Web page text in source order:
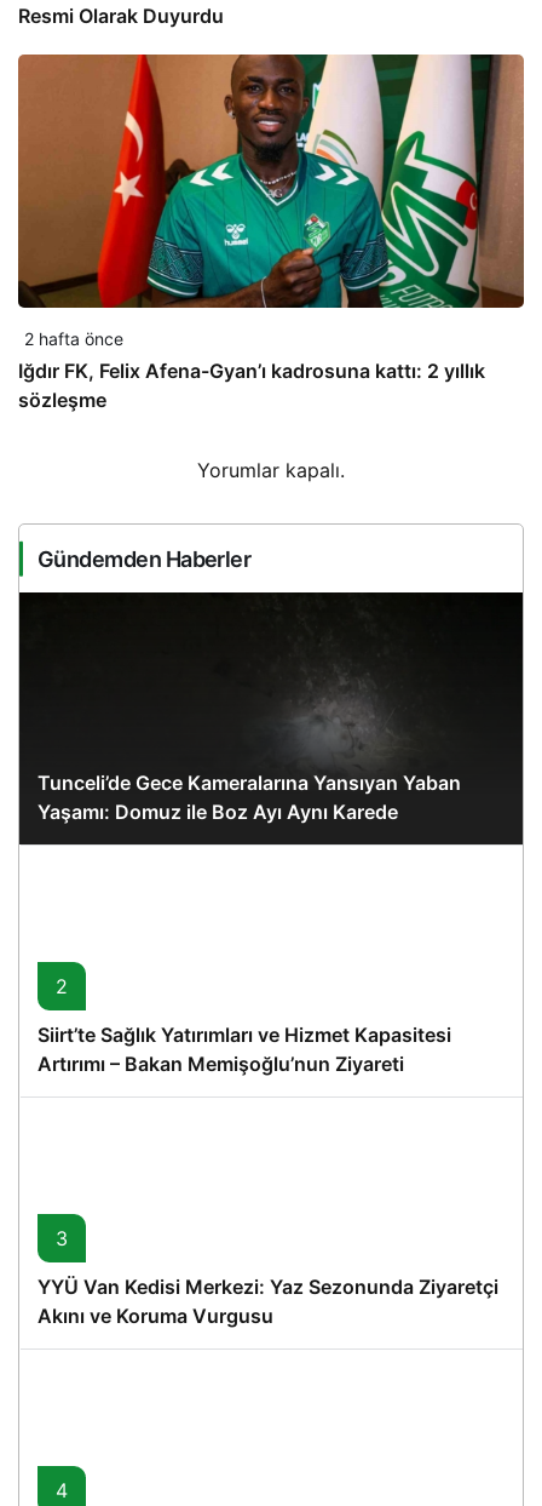
Resmi Olarak Duyurdu
2 hafta önce
Iğdır FK, Felix Afena-Gyan’ı kadrosuna kattı: 2 yıllık
sözleşme
Yorumlar kapalı.
Gündemden Haberler
Tunceli’de Gece Kameralarına Yansıyan Yaban
Yaşamı: Domuz ile Boz Ayı Aynı Karede
2
Siirt’te Sağlık Yatırımları ve Hizmet Kapasitesi
Artırımı – Bakan Memişoğlu’nun Ziyareti
3
YYÜ Van Kedisi Merkezi: Yaz Sezonunda Ziyaretçi
Akını ve Koruma Vurgusu
4